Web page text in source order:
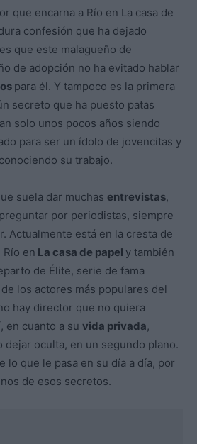
que encarna a Río en La casa de
confesión que ha dejado
que este malagueño de
de adopción no ha evitado hablar
para él. Y tampoco es la primera
secreto que ha puesto patas
solo unos pocos años siendo
para ser un ídolo de jovencitas y
su trabajo.
suela dar muchas entrevistas,
por periodistas, siempre
Actualmente está en la cresta de
Río en La casa de papel y también
de Élite, serie de fama
de los actores más populares del
hay director que no quiera
en cuanto a su vida privada,
dejar oculta, en un segundo plano.
lo que le pasa en su día a día, por
de esos secretos.